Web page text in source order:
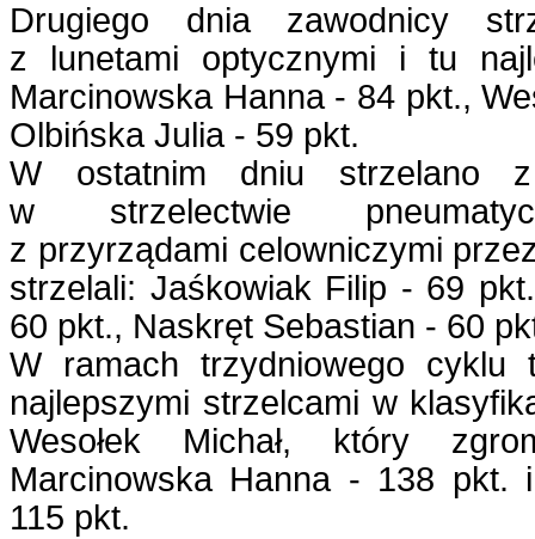
Drugiego dnia zawodnicy
z lunetami optycznymi i tu
Marcinowska Hanna - 84 pkt.,
Olbińska Julia - 59 pkt.
W ostatnim dniu strzelano z
w strzelectwie
z przyrządami celowniczymi
strzelali: Jaśkowiak Filip - 69
60 pkt., Naskręt Sebastian - 60
W ramach trzydniowego cyklu
najlepszymi strzelcami w
Wesołek Michał, który
Marcinowska Hanna - 138 pkt.
115 pkt.